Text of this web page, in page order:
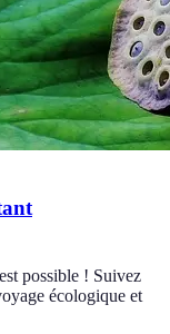
possible ! Suivez
écologique et